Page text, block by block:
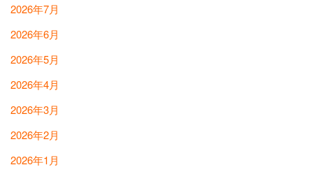
2026年7月
2026年6月
2026年5月
2026年4月
2026年3月
2026年2月
2026年1月